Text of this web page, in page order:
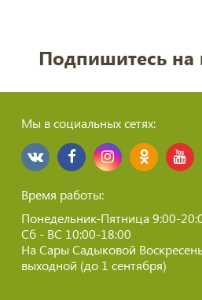
Подпишитесь на
Мы в социальных сетях:
Время работы:
Понедельник-Пятница 9:00-
Сб - ВС 10:00-18:00
На Сары Садыковой
выходной (до 1 сентября)